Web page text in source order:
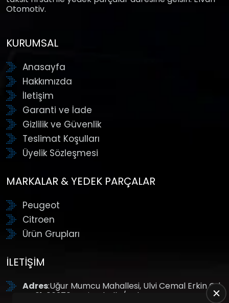
Otomotiv.
KURUMSAL
Anasayfa
Hakkımızda
İletişim
Garanti ve İade
Gizlilik ve Güvenlik
Teslimat Koşulları
Üyelik Sözleşmesi
MARKALAR & YEDEK PARÇALAR
Peugeot
Citroen
Ürün Grupları
İLETIŞIM
Adres:Uğur Mumcu Mahallesi, Ulvi Cemal Erkin Cd.
No:61, 06370 Yenimahalle/Ankara